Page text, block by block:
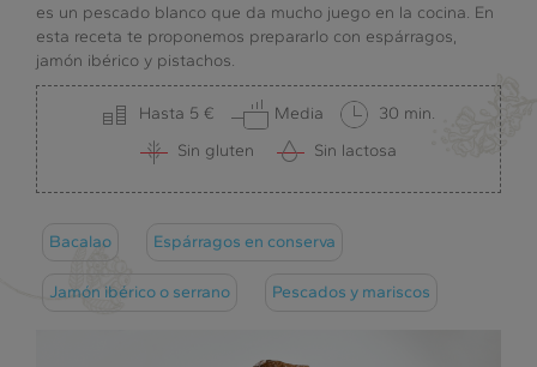
es un pescado blanco que da mucho juego en la cocina. En
esta receta te proponemos prepararlo con espárragos,
jamón ibérico y pistachos.
Hasta 5 € Media
30 min.
Sin gluten
Sin lactosa
Bacalao Espárragos en conserva
Jamón ibérico o serrano Pescados y mariscos